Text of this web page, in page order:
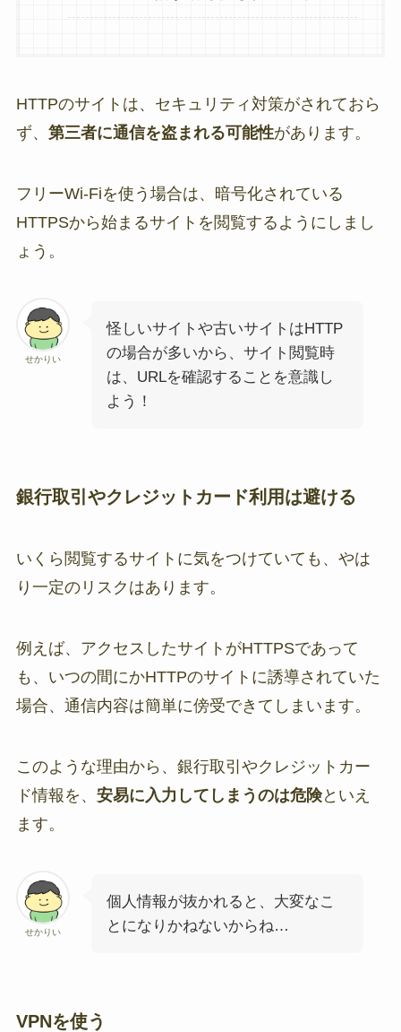
HTTPのサイトは、セキュリティ対策がされておら
ず、 第三者に通信を盗まれる可能性があります。
フリーWi-Fiを使う場合は、暗号化されている
HTTPSから始まるサイトを閲覧するようにしまし
ょう。
せかりい
怪しいサイトや古いサイトはHTTP
の場合が多いから、サイト閲覧時
は、URLを確認することを意識し
よう！
銀行取引やクレジットカード利用は避ける
いくら閲覧するサイトに気をつけていても、やは
り一定のリスクはあります。
例えば、アクセスしたサイトがHTTPSであって
も、いつの間にかHTTPのサイトに誘導されていた
場合、通信内容は簡単に傍受できてしまいます。
このような理由から、銀行取引やクレジットカー
ド情報を、 安易に入力してしまうのは危険といえ
ます。
せかりい
個人情報が抜かれると、大変なこ
とになりかねないからね…
VPNを使う